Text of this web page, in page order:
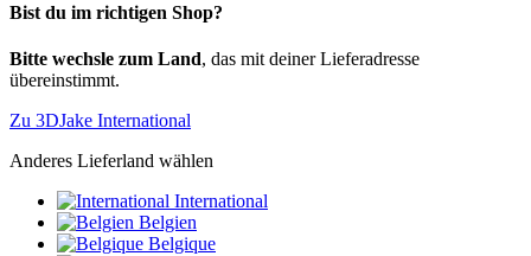
Bist du im richtigen Shop?
Bitte wechsle zum Land, das mit deiner Lieferadresse
übereinstimmt.
Zu 3DJake International
Anderes Lieferland wählen
International
Belgien
Belgique